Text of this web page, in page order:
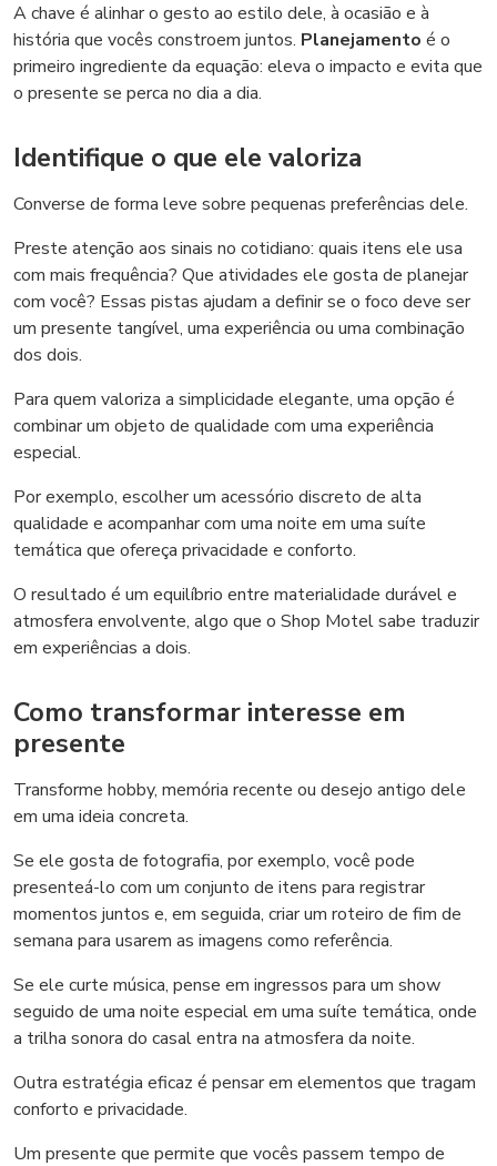
A chave é alinhar o gesto ao estilo dele, à ocasião e à
história que vocês constroem juntos. Planejamento é o
primeiro ingrediente da equação: eleva o impacto e evita que
o presente se perca no dia a dia.
Identifique o que ele valoriza
Converse de forma leve sobre pequenas preferências dele.
Preste atenção aos sinais no cotidiano: quais itens ele usa
com mais frequência? Que atividades ele gosta de planejar
com você? Essas pistas ajudam a definir se o foco deve ser
um presente tangível, uma experiência ou uma combinação
dos dois.
Para quem valoriza a simplicidade elegante, uma opção é
combinar um objeto de qualidade com uma experiência
especial.
Por exemplo, escolher um acessório discreto de alta
qualidade e acompanhar com uma noite em uma suíte
temática que ofereça privacidade e conforto.
O resultado é um equilíbrio entre materialidade durável e
atmosfera envolvente, algo que o Shop Motel sabe traduzir
em experiências a dois.
Como transformar interesse em
presente
Transforme hobby, memória recente ou desejo antigo dele
em uma ideia concreta.
Se ele gosta de fotografia, por exemplo, você pode
presenteá-lo com um conjunto de itens para registrar
momentos juntos e, em seguida, criar um roteiro de fim de
semana para usarem as imagens como referência.
Se ele curte música, pense em ingressos para um show
seguido de uma noite especial em uma suíte temática, onde
a trilha sonora do casal entra na atmosfera da noite.
Outra estratégia eficaz é pensar em elementos que tragam
conforto e privacidade.
Um presente que permite que vocês passem tempo de